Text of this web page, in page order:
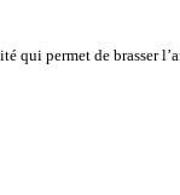
qui permet de brasser